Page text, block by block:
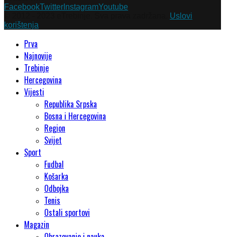
FacebookTwitter InstagramYoutube
Uslovi
korištenja
Prva
Najnovije
Trebinje
Hercegovina
Vijesti
Republika Srpska
Bosna i Hercegovina
Region
Svijet
Sport
Fudbal
Košarka
Odbojka
Tenis
Ostali sportovi
Magazin